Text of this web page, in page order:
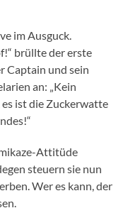
im Ausguck.
brüllte der erste
Captain und sein
an: „Kein
es ist die Zuckerwatte
Attitüde
steuern sie nun
Wer es kann, der